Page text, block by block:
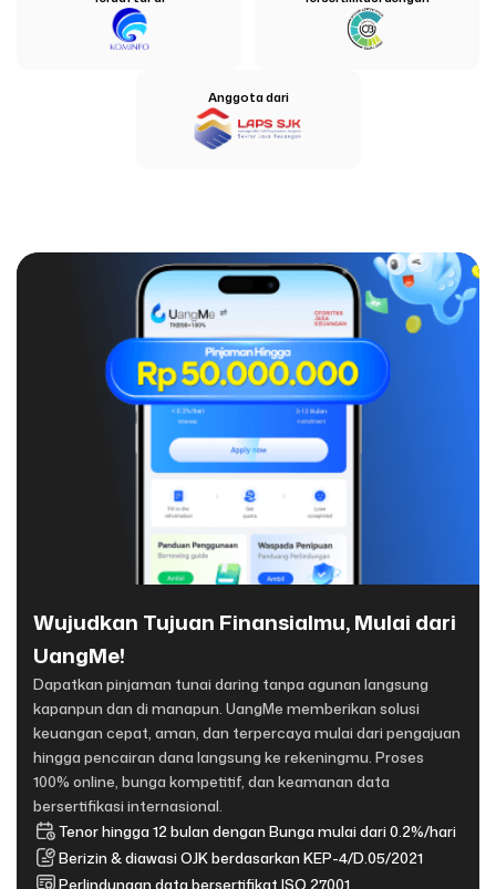
Anggota dari
Wujudkan Tujuan Finansialmu, Mulai dari
UangMe!
Dapatkan pinjaman tunai daring tanpa agunan langsung
kapanpun dan di manapun. UangMe memberikan solusi
keuangan cepat, aman, dan terpercaya mulai dari pengajuan
hingga pencairan dana langsung ke rekeningmu. Proses
100% online, bunga kompetitif, dan keamanan data
bersertifikasi internasional.
Tenor hingga 12 bulan dengan Bunga mulai dari 0.2%/hari
Berizin & diawasi OJK berdasarkan KEP-4/D.05/2021
Perlindungan data bersertifikat ISO 27001